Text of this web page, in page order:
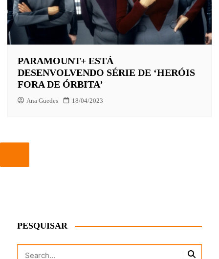
PARAMOUNT+ ESTÁ
DESENVOLVENDO SÉRIE DE ‘HERÓIS
FORA DE ÓRBITA’
Ana Guedes 18/04/2023
PESQUISAR